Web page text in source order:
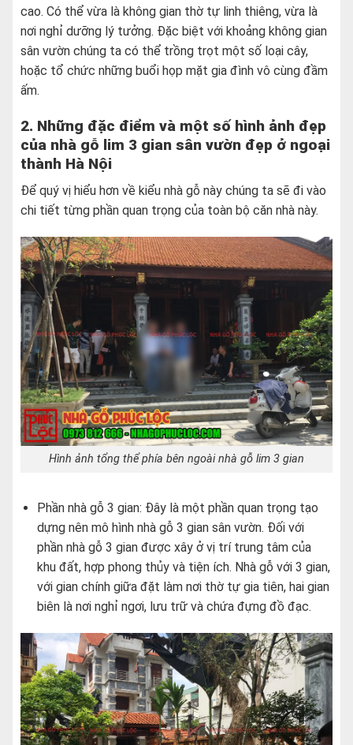
cao. Có thể vừa là không gian thờ tự linh thiêng, vừa là
nơi nghỉ dưỡng lý tưởng. Đặc biệt với khoảng không gian
sân vườn chúng ta có thể trồng trọt một số loại cây,
hoặc tổ chức những buổi họp mặt gia đình vô cùng đầm
ấm.
2. Những đặc điểm và một số hình ảnh đẹp
của nhà gỗ lim 3 gian sân vườn đẹp ở ngoại
thành Hà Nội
Để quý vị hiểu hơn về kiểu nhà gỗ này chúng ta sẽ đi vào
chi tiết từng phần quan trọng của toàn bộ căn nhà này.
Hình ảnh tổng thể phía bên ngoài nhà gỗ lim 3 gian
Phần nhà gỗ 3 gian: Đây là một phần quan trọng tạo
dựng nên mô hình nhà gỗ 3 gian sân vườn. Đối với
phần nhà gỗ 3 gian được xây ở vị trí trung tâm của
khu đất, hợp phong thủy và tiện ích. Nhà gỗ với 3 gian,
với gian chính giữa đặt làm nơi thờ tự gia tiên, hai gian
biên là nơi nghỉ ngơi, lưu trữ và chứa đựng đồ đạc.